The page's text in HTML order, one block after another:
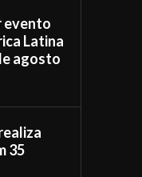
evento
Latina
agosto
35